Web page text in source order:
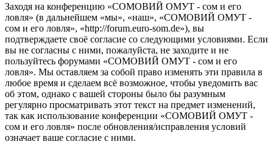
Заходя на конференцию «СОМОВИЙ ОМУТ - сом и его
ловля» (в дальнейшем «мы», «наш», «СОМОВИЙ ОМУТ -
сом и его ловля», «http://forum.euro-som.de»), вы
подтверждаете своё согласие со следующими условиями. Если
вы не согласны с ними, пожалуйста, не заходите и не
пользуйтесь форумами «СОМОВИЙ ОМУТ - сом и его
ловля». Мы оставляем за собой право изменять эти правила в
любое время и сделаем всё возможное, чтобы уведомить вас
об этом, однако с вашей стороны было бы разумным
регулярно просматривать этот текст на предмет изменений,
так как использование конференции «СОМОВИЙ ОМУТ -
сом и его ловля» после обновления/исправления условий
означает ваше согласие с ними.